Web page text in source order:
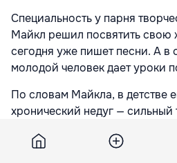
Специальность у парня
Майкл решил посвятить свою
сегодня уже пишет песни. А в
молодой человек дает уроки
По словам Майкла, в детстве
хронический недуг —
неожиданное решение этой